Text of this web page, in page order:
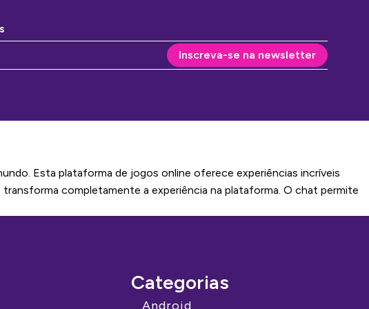
Inscreva-se na newsletter
Esta plataforma de jogos online oferece experiências incríveis
completamente a experiência na plataforma. O chat permite
Categorias
Android